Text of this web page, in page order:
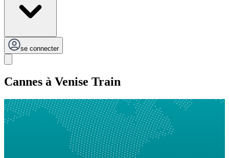
se connecter
Cannes à Venise Train